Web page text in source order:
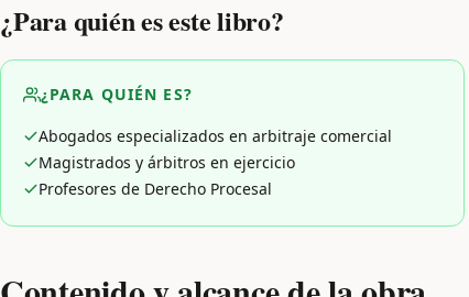
¿Para quién es este libro?
¿PARA QUIÉN ES?
Abogados especializados en arbitraje comercial
Magistrados y árbitros en ejercicio
Profesores de Derecho Procesal